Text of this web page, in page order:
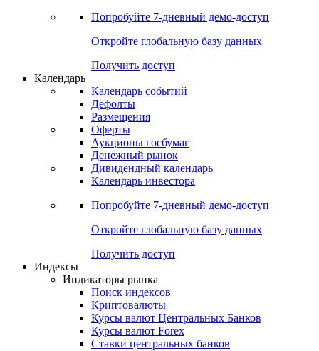
Попробуйте 7-дневный демо-доступ
Откройте глобальную базу данных
Получить доступ
Календарь
Календарь событий
Дефолты
Размещения
Оферты
Аукционы госбумаг
Денежный рынок
Дивидендный календарь
Календарь инвестора
Попробуйте 7-дневный демо-доступ
Откройте глобальную базу данных
Получить доступ
Индексы
Индикаторы рынка
Поиск индексов
Криптовалюты
Курсы валют Центральных Банков
Курсы валют Forex
Ставки центральных банков